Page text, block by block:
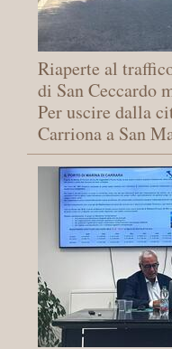
Riaperte al
di San Ceccardo
Per uscire dalla
Carriona a San